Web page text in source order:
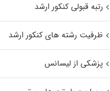
رتبه قبولی کنکور ارشد
ظرفیت رشته های کنکور ارشد
پزشکی از لیسانس